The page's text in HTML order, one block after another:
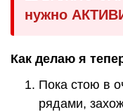
нужно
Как делаю я
Пока стою в
рядами,